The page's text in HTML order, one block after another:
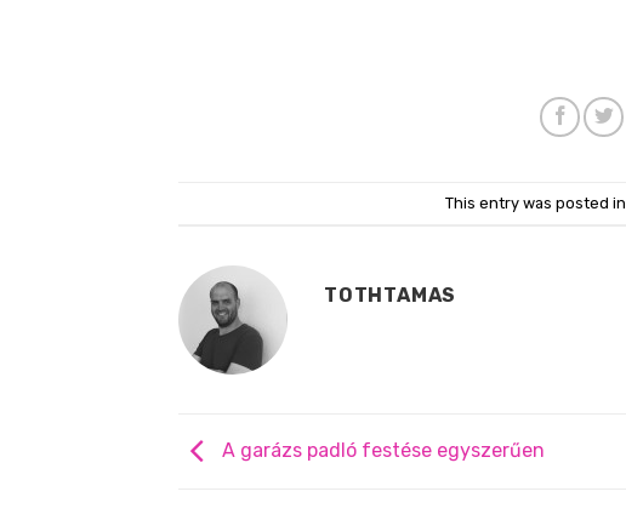
This entry was posted in
TOTHTAMAS
A garázs padló festése egyszerűen